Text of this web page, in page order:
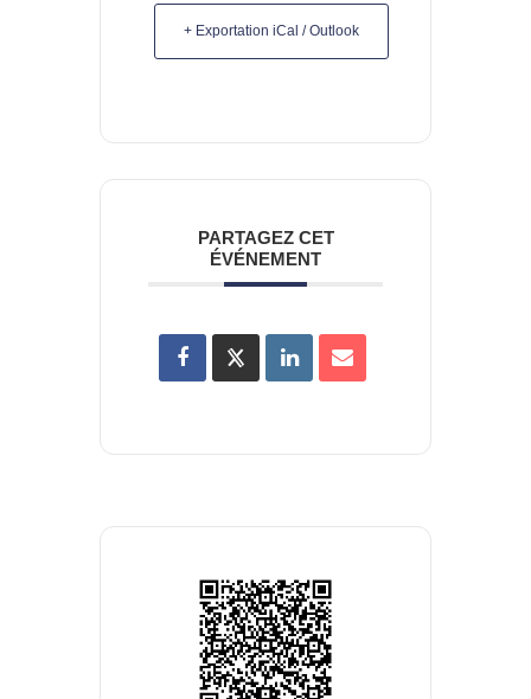
+ Exportation iCal / Outlook
PARTAGEZ CET
ÉVÉNEMENT